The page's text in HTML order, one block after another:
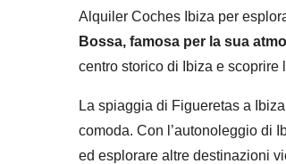
Alquiler Coches Ibiza per
Bossa, famosa per la sua
centro storico di Ibiza e scoprire
La spiaggia di Figueretas a
comoda. Con l’autonoleggio di
ed esplorare altre destinazioni